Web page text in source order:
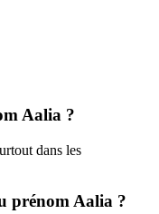
Aalia ?
dans les
prénom Aalia ?